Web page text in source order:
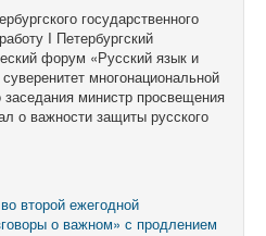
государственного
I Петербургский
форум «Русский язык и
многонациональной
министр просвещения
о важности защиты русского